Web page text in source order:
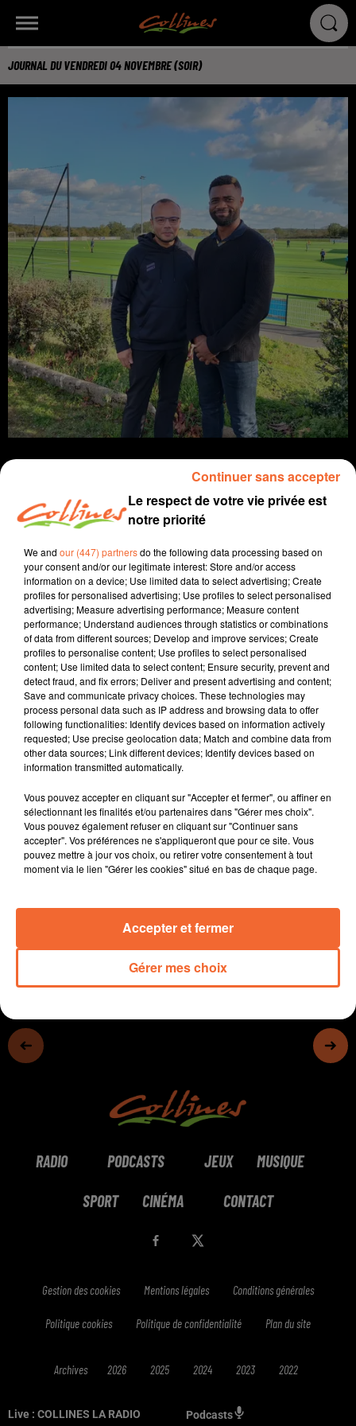
Live : COLLINES LA RADIO Podcasts
JOURNAL DU VENDREDI 04 NOVEMBRE (SOIR)
info
4 novembre 2022 - 13 min 13 sec
JOURNAL DU VENDREDI 04 NOVEMBRE (SOIR)
Fabien Gazeau
L'info près de chez vous
Présenté par Fabien Gazeau
- Le député Fiévet demande la démission du député
RN.
- 4 médecins généralistes à la retraite reprennent du
service dans le thouarsais
- L'office du tourisme du Bocage bressuirais tire un
- Le parc oriental de Maulévrier propose son premier
Cosplay ce WE.
- L'ancien joueur de foot Aurélien Chedjou à NLA
aujourdhui, pour présenter sa fondation
RADIO PODCASTS JEUX MUSIQUE
SPORT CINÉMA CONTACT
Gestion des cookies Mentions légales Conditions générales
Politique cookies Politique de confidentialité Plan du site
Archives 2026 2025 2024 2023 2022
Le respect de votre vie privée est
notre priorité
We and our (447) partnersdo the following data processing based on
your consent and/or our legitimate interest: Store and/or access
information on a device; Use limited data to select advertising; Create
profiles for personalised advertising; Use profiles to select personalised
advertising; Measure advertising performance; Measure content
performance; Understand audiences through statistics or combinations
of data from different sources; Develop and improve services; Create
profiles to personalise content; Use profiles to select personalised
content; Use limited data to select content; Ensure security, prevent and
detect fraud, and fix errors; Deliver and present advertising and content;
Save and communicate privacy choices. These technologies may
process personal data such as IP address and browsing data to offer
following functionalities: Identify devices based on information actively
requested; Use precise geolocation data; Match and combine data from
other data sources; Link different devices; Identify devices based on
information transmitted automatically.
Vous pouvez accepter en cliquant sur "Accepter et fermer", ou affiner en
sélectionnant les finalités et/ou partenaires dans "Gérer mes choix".
Vous pouvez également refuser en cliquant sur "Continuer sans
accepter". Vos préférences ne s'appliqueront que pour ce site. Vous
pouvez mettre à jour vos choix, ou retirer votre consentement à tout
moment via le lien "Gérer les cookies" situé en bas de chaque page.
Gérer mes choix
Accepter et fermer
Continuer sans accepter